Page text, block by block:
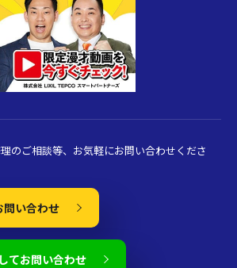
のご相談等、お気軽にお問い合わせくださ
問い合わせ
てお問い合わせ